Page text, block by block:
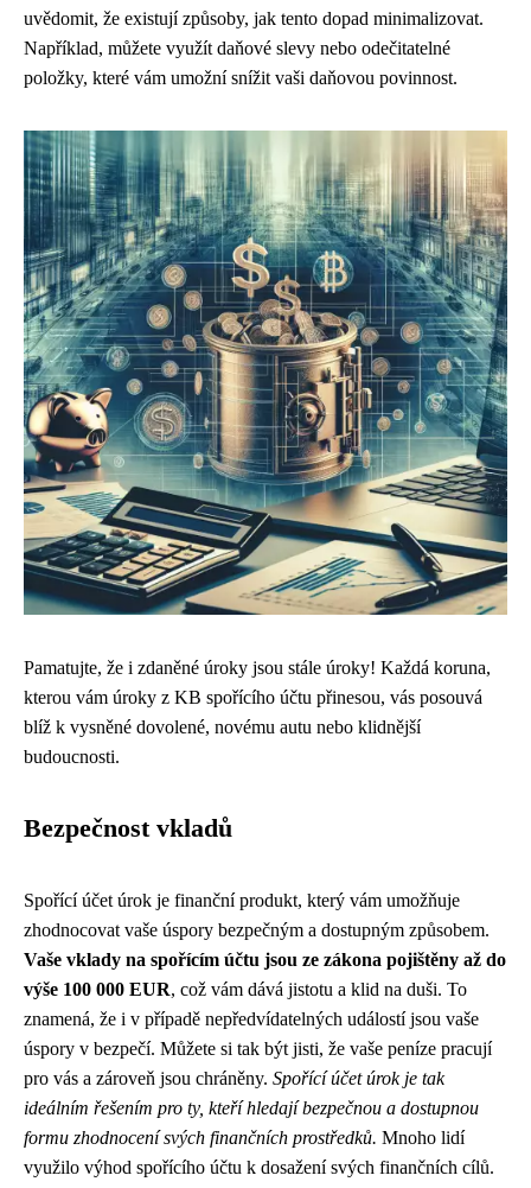
uvědomit, že existují způsoby, jak tento dopad minimalizovat.
Například, můžete využít daňové slevy nebo odečitatelné
položky, které vám umožní snížit vaši daňovou povinnost.
Pamatujte, že i zdaněné úroky jsou stále úroky! Každá koruna,
kterou vám úroky z KB spořícího účtu přinesou, vás posouvá
blíž k vysněné dovolené, novému autu nebo klidnější
budoucnosti.
Bezpečnost vkladů
Spořící účet úrok je finanční produkt, který vám umožňuje
zhodnocovat vaše úspory bezpečným a dostupným způsobem.
Vaše vklady na spořícím účtu jsou ze zákona pojištěny až do
výše 100 000 EUR, což vám dává jistotu a klid na duši. To
znamená, že i v případě nepředvídatelných událostí jsou vaše
úspory v bezpečí. Můžete si tak být jisti, že vaše peníze pracují
pro vás a zároveň jsou chráněny. Spořící účet úrok je tak
ideálním řešením pro ty, kteří hledají bezpečnou a dostupnou
formu zhodnocení svých finančních prostředků. Mnoho lidí
využilo výhod spořícího účtu k dosažení svých finančních cílů.